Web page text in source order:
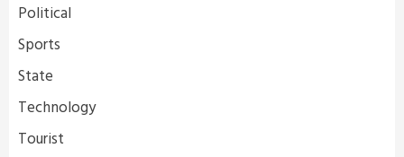
Political
Sports
State
Technology
Tourist